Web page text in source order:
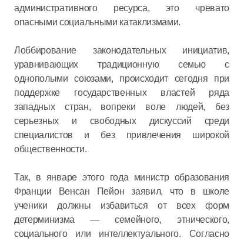
административного ресурса, это чревато
опасными социальными катаклизмами.
Лоббирование законодательных инициатив,
уравнивающих традиционную семью с
однополыми союзами, происходит сегодня при
поддержке государственных властей ряда
западных стран, вопреки воле людей, без
серьезных и свободных дискуссий среди
специалистов и без привлечения широкой
общественности.
Так, в январе этого года министр образования
Франции Венсан Пейон заявил, что в школе
ученики должны избавиться от всех форм
детерминизма — семейного, этнического,
социального или интеллектуального. Согласно